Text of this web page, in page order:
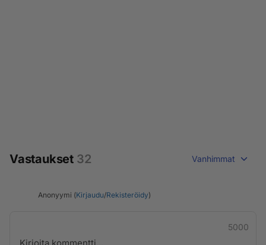
Vastaukset 32 Vanhimmat
Anonyymi (Kirjaudu/Rekisteröidy)
5000